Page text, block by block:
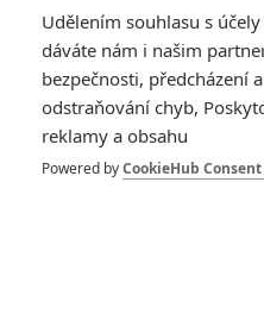
Zůstat přihlášen
Udělením souhlasu s
dáváte nám i našim
bezpečnosti, předcházení
odstraňování chyb,
reklamy a obsahu
Powered byCookieHub